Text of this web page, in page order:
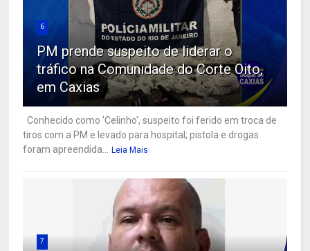
6
PM prende suspeito de liderar o
tráfico na Comunidade do Corte Oito,
em Caxias
Conhecido como 'Celinho', suspeito foi ferido em troca de
tiros com a PM e levado para hospital; pistola e drogas
foram apreendida... Leia Mais
7